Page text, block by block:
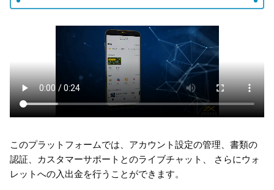
このプラットフォームでは、アカウント設定の管理、書類の
認証、カスタマーサポートとのライブチャット、 さらにウォ
レットへの入出金を行うことができます。